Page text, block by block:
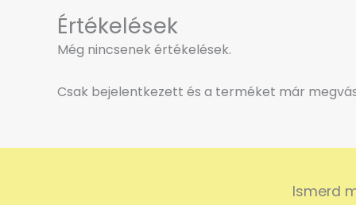
Értékelések
Még nincsenek értékelések.
Csak bejelentkezett és a terméket már
Ismerd